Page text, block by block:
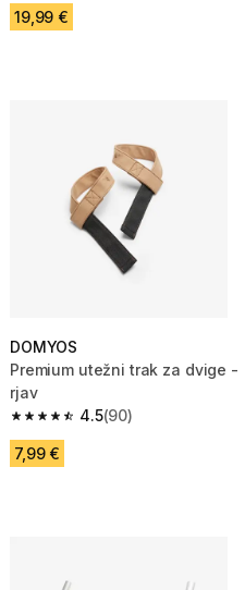
19,99 €
DOMYOS
Premium utežni trak za dvige -
rjav
4.5
4.5 od 5 zvezdic from 90 ocene
(90)
7,99 €